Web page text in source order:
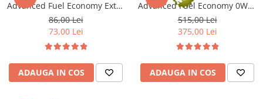
Directie/stabilizare
Bielete antiruliu
Bielete directie
Caroserie
■ Scule de mana
■ Vulcanizare
■ Sistem AC
Ulei motor FORD
Ulei motor MERCEDES
Ulei motor TOYOTA
Ulei motor GM/OPEL
Ulei motor VW/Audi/Seat/Skoda
Ulei motor VOLVO
Advanced Fuel Economy Extra
(08880-83885) - 1 Litru
86,00 Lei
73,00 Lei
ADAUGA IN COS
Advanced Fuel Economy 0W16
- 5 Litri
515,00 Lei
375,00 Lei
ADAUGA IN COS